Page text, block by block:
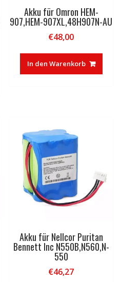
Akku für Omron HEM-
907,HEM-907XL,48H907N-AU
€48,00
In den Warenkorb
Akku für Nellcor Puritan
Bennett Inc N550B,N560,N-
550
€46,27